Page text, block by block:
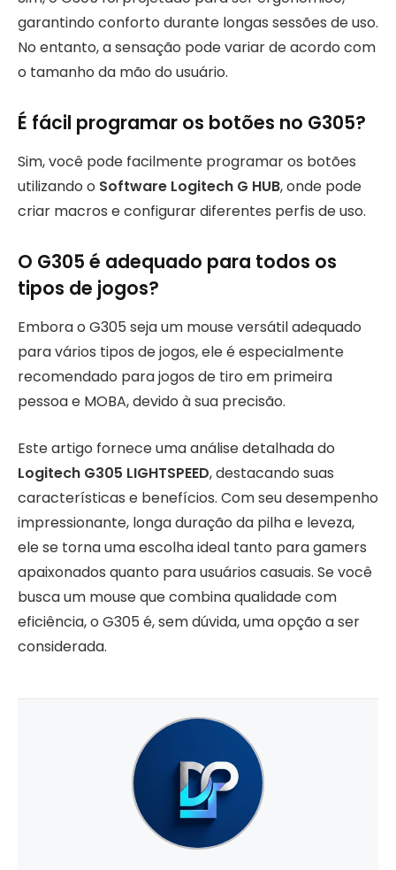
garantindo conforto durante longas sessões de uso.
No entanto, a sensação pode variar de acordo com
o tamanho da mão do usuário.
É fácil programar os botões no G305?
Sim, você pode facilmente programar os botões
utilizando o Software Logitech G HUB, onde pode
criar macros e configurar diferentes perfis de uso.
O G305 é adequado para todos os
tipos de jogos?
Embora o G305 seja um mouse versátil adequado
para vários tipos de jogos, ele é especialmente
recomendado para jogos de tiro em primeira
pessoa e MOBA, devido à sua precisão.
Este artigo fornece uma análise detalhada do
Logitech G305 LIGHTSPEED, destacando suas
características e benefícios. Com seu desempenho
impressionante, longa duração da pilha e leveza,
ele se torna uma escolha ideal tanto para gamers
apaixonados quanto para usuários casuais. Se você
busca um mouse que combina qualidade com
eficiência, o G305 é, sem dúvida, uma opção a ser
considerada.